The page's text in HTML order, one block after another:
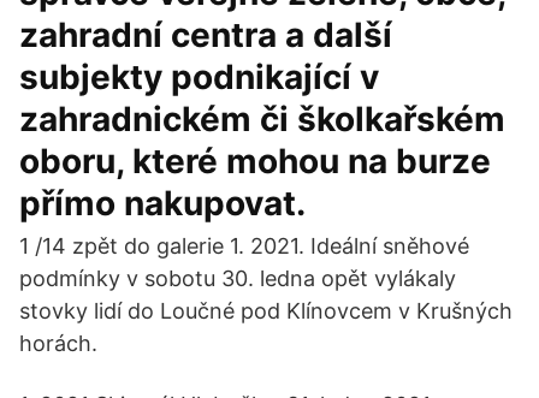
zahradní centra a další
subjekty podnikající v
zahradnickém či školkařském
oboru, které mohou na burze
přímo nakupovat.
1 /14 zpět do galerie 1. 2021. Ideální sněhové
podmínky v sobotu 30. ledna opět vylákaly
stovky lidí do Loučné pod Klínovcem v Krušných
horách.